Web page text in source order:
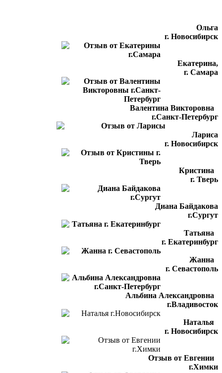
Ольга
г. Новосибирск
Екатерина,
г. Самара
Валентина Викторовна
г.Санкт-Петербург
Лариса
г. Новосибирск
Кристина
г. Тверь
Диана Байдакова
г.Сургут
Татьяна
г. Екатеринбург
Жанна
г. Севастополь
Альбина Александровна
г.Владивосток
Наталья
г. Новосибирск
Отзыв от Евгении
г.Химки